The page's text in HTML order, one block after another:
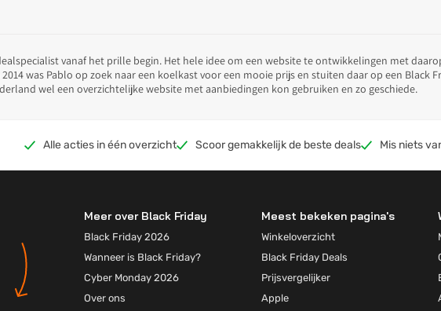
vanaf het prille begin. Het hele idee om een website te ontwikkelingen met
was Pablo op zoek naar een koelkast voor een mooie prijs en stuiten daar op een Black
wel een overzichtelijke website met aanbiedingen kon gebruiken en zo geschiede.
deals voor:
Alle acties in één overzicht Scoor gemakkelijk de beste deals Mis niets
Meer over Black Friday
Black Friday 2026
Wanneer is Black Friday?
Cyber Monday 2026
Over ons
Meest bekeken pagina's
Winkeloverzicht
Black Friday Deals
Prijsvergelijker
Apple